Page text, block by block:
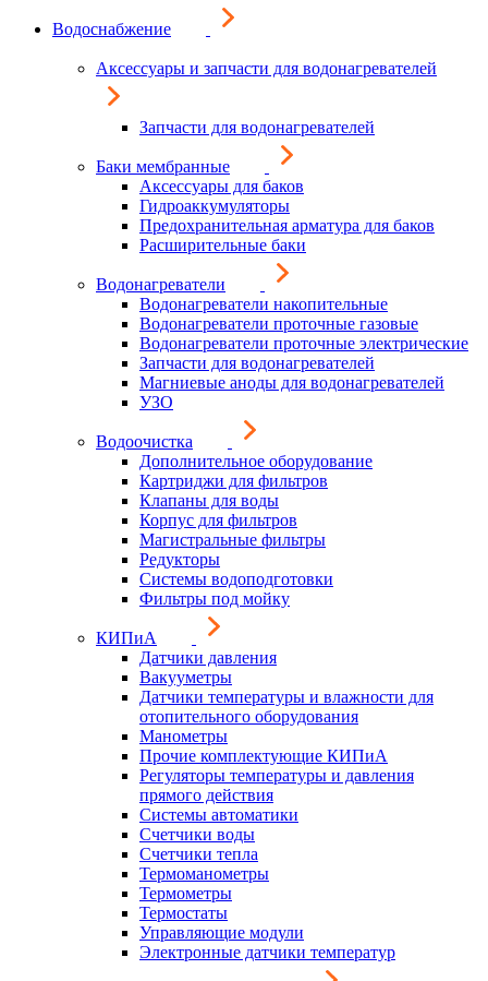
Водоснабжение
Аксессуары и запчасти для водонагревателей
Запчасти для водонагревателей
Баки мембранные
Аксессуары для баков
Гидроаккумуляторы
Предохранительная арматура для баков
Расширительные баки
Водонагреватели
Водонагреватели накопительные
Водонагреватели проточные газовые
Водонагреватели проточные электрические
Запчасти для водонагревателей
Магниевые аноды для водонагревателей
УЗО
Водоочистка
Дополнительное оборудование
Картриджи для фильтров
Клапаны для воды
Корпус для фильтров
Магистральные фильтры
Редукторы
Системы водоподготовки
Фильтры под мойку
КИПиА
Датчики давления
Вакууметры
Датчики температуры и влажности для
отопительного оборудования
Манометры
Прочие комплектующие КИПиА
Регуляторы температуры и давления
прямого действия
Системы автоматики
Счетчики воды
Счетчики тепла
Термоманометры
Термометры
Термостаты
Управляющие модули
Электронные датчики температур